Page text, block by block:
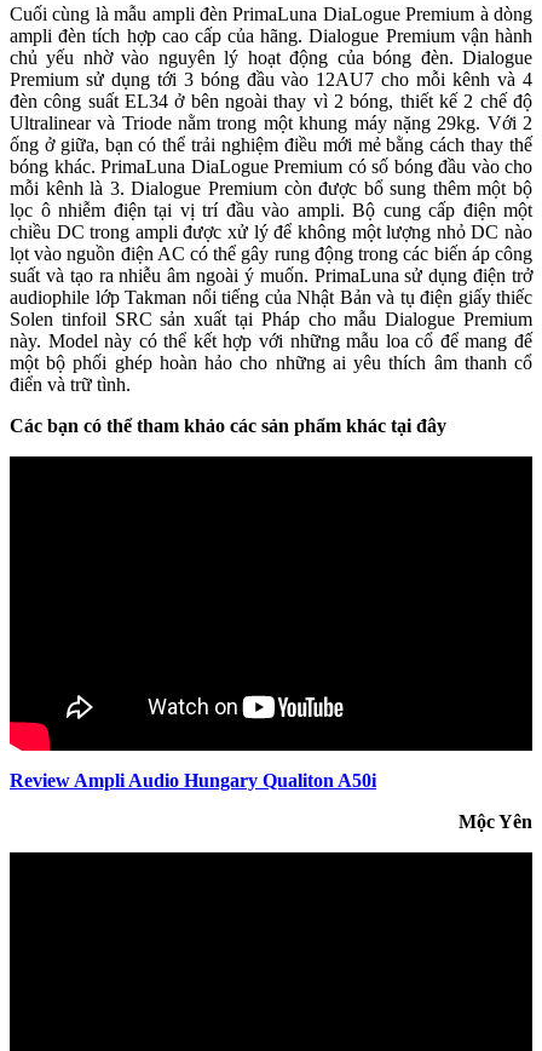
Cuối cùng là mẫu ampli đèn PrimaLuna DiaLogue Premium à dòng
ampli đèn tích hợp cao cấp của hãng. Dialogue Premium vận hành
chủ yếu nhờ vào nguyên lý hoạt động của bóng đèn. Dialogue
Premium sử dụng tới 3 bóng đầu vào 12AU7 cho mỗi kênh và 4
đèn công suất EL34 ở bên ngoài thay vì 2 bóng, thiết kế 2 chế độ
Ultralinear và Triode nằm trong một khung máy nặng 29kg. Với 2
ống ở giữa, bạn có thể trải nghiệm điều mới mẻ bằng cách thay thế
bóng khác. PrimaLuna DiaLogue Premium có số bóng đầu vào cho
mỗi kênh là 3. Dialogue Premium còn được bổ sung thêm một bộ
lọc ô nhiễm điện tại vị trí đầu vào ampli. Bộ cung cấp điện một
chiều DC trong ampli được xử lý để không một lượng nhỏ DC nào
lọt vào nguồn điện AC có thể gây rung động trong các biến áp công
suất và tạo ra nhiễu âm ngoài ý muốn. PrimaLuna sử dụng điện trở
audiophile lớp Takman nổi tiếng của Nhật Bản và tụ điện giấy thiếc
Solen tinfoil SRC sản xuất tại Pháp cho mẫu Dialogue Premium
này. Model này có thể kết hợp với những mẫu loa cổ để mang đế
một bộ phối ghép hoàn hảo cho những ai yêu thích âm thanh cổ
điển và trữ tình.
Các bạn có thể tham khảo các sản phẩm khác tại đây
Review Ampli Audio Hungary Qualiton A50i
Mộc Yên